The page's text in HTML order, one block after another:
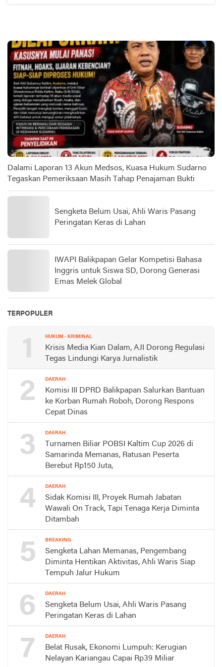
Dalami Laporan 13 Akun Medsos, Kuasa Hukum Sudarno
Tegaskan Pemeriksaan Masih Tahap Penajaman Bukti
Sengketa Belum Usai, Ahli Waris Pasang
Peringatan Keras di Lahan
IWAPI Balikpapan Gelar Kompetisi Bahasa
Inggris untuk Siswa SD, Dorong Generasi
Emas Melek Global
TERPOPULER
1 HUKUM - KRIMINAL
Krisis Media Kian Dalam, AJI Dorong Regulasi
Tegas Lindungi Karya Jurnalistik
2 DAERAH
Komisi III DPRD Balikpapan Salurkan Bantuan
ke Korban Rumah Roboh, Dorong Respons
Cepat Dinas
3 DAERAH
Turnamen Biliar POBSI Kaltim Cup 2026 di
Samarinda Memanas, Ratusan Peserta
Berebut Rp150 Juta,
4 DAERAH
Sidak Komisi III, Proyek Rumah Jabatan
Wawali On Track, Tapi Tenaga Kerja Diminta
Ditambah
5 BREAKING
Sengketa Lahan Memanas, Pengembang
Diminta Hentikan Aktivitas, Ahli Waris Siap
Tempuh Jalur Hukum
6 DAERAH
Sengketa Belum Usai, Ahli Waris Pasang
Peringatan Keras di Lahan
7 DAERAH
Belat Rusak, Ekonomi Lumpuh: Kerugian
Nelayan Kariangau Capai Rp39 Miliar